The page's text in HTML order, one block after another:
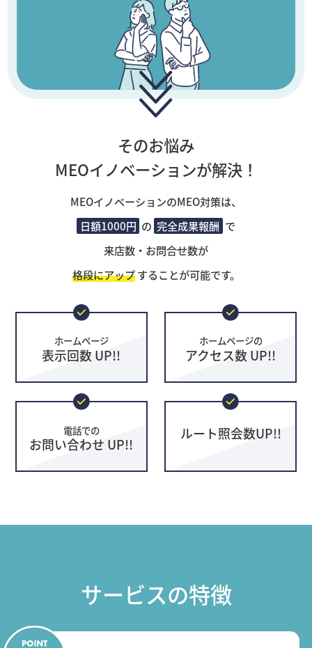
そのお悩み
MEOイノベーションが解決！
MEOイノベーションのMEO対策は、
日額1000円 の 完全成果報酬 で
来店数・お問合せ数が
格段にアップすることが可能です。
ホームページ
表示回数 UP!!
ホームページの
アクセス数 UP!!
電話での
お問い合わせ UP!!
ルート照会数UP!!
サービスの特徴